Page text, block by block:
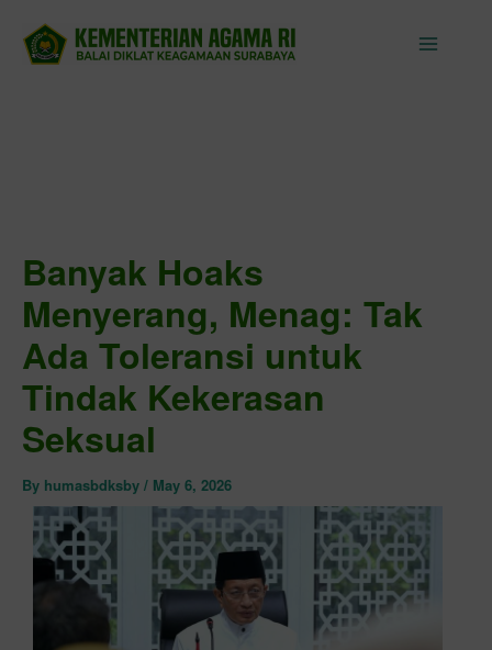
content
Banyak Hoaks
Menyerang, Menag: Tak
Ada Toleransi untuk
Tindak Kekerasan
Seksual
By humasbdksby / May 6, 2026